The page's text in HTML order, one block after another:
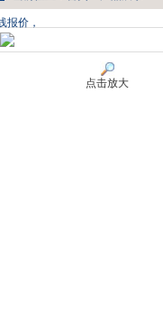
报价，
点击放大